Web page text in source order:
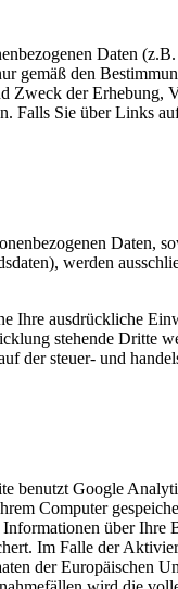
Daten
gemäß den
Zweck der Erhebung,
Falls Sie über Links
Daten,
werden
Ihre ausdrückliche
stehende Dritte
der steuer- und
benutzt Google
Computer
Informationen über Ihre
Im Falle der
der Europäischen